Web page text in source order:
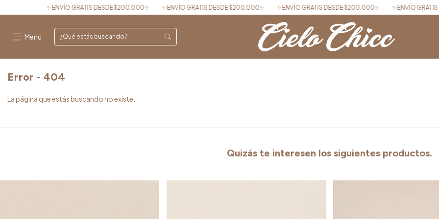
✨ENVÍO GRATIS DESDE $200.000✨ ✨ENVÍO GRATIS DESDE $200.000✨ ✨ENVÍO GRATIS DESDE $200.000✨ ✨ENVÍO GRATIS
Menú
Error - 404
La página que estás buscando no existe.
Quizás te interesen los siguientes productos.